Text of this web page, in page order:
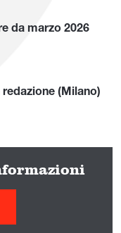
da marzo 2026
(Milano)